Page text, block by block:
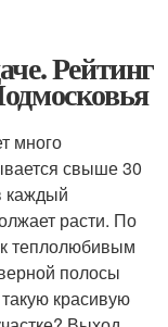
Рейтинг
много
свыше 30
каждый
расти. По
теплолюбивым
полосы
красивую